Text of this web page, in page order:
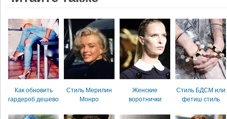
Как обновить
гардероб дешево
Стиль Мерилин
Монро
Женские
воротнички
Стиль БДСМ или
фетиш стиль